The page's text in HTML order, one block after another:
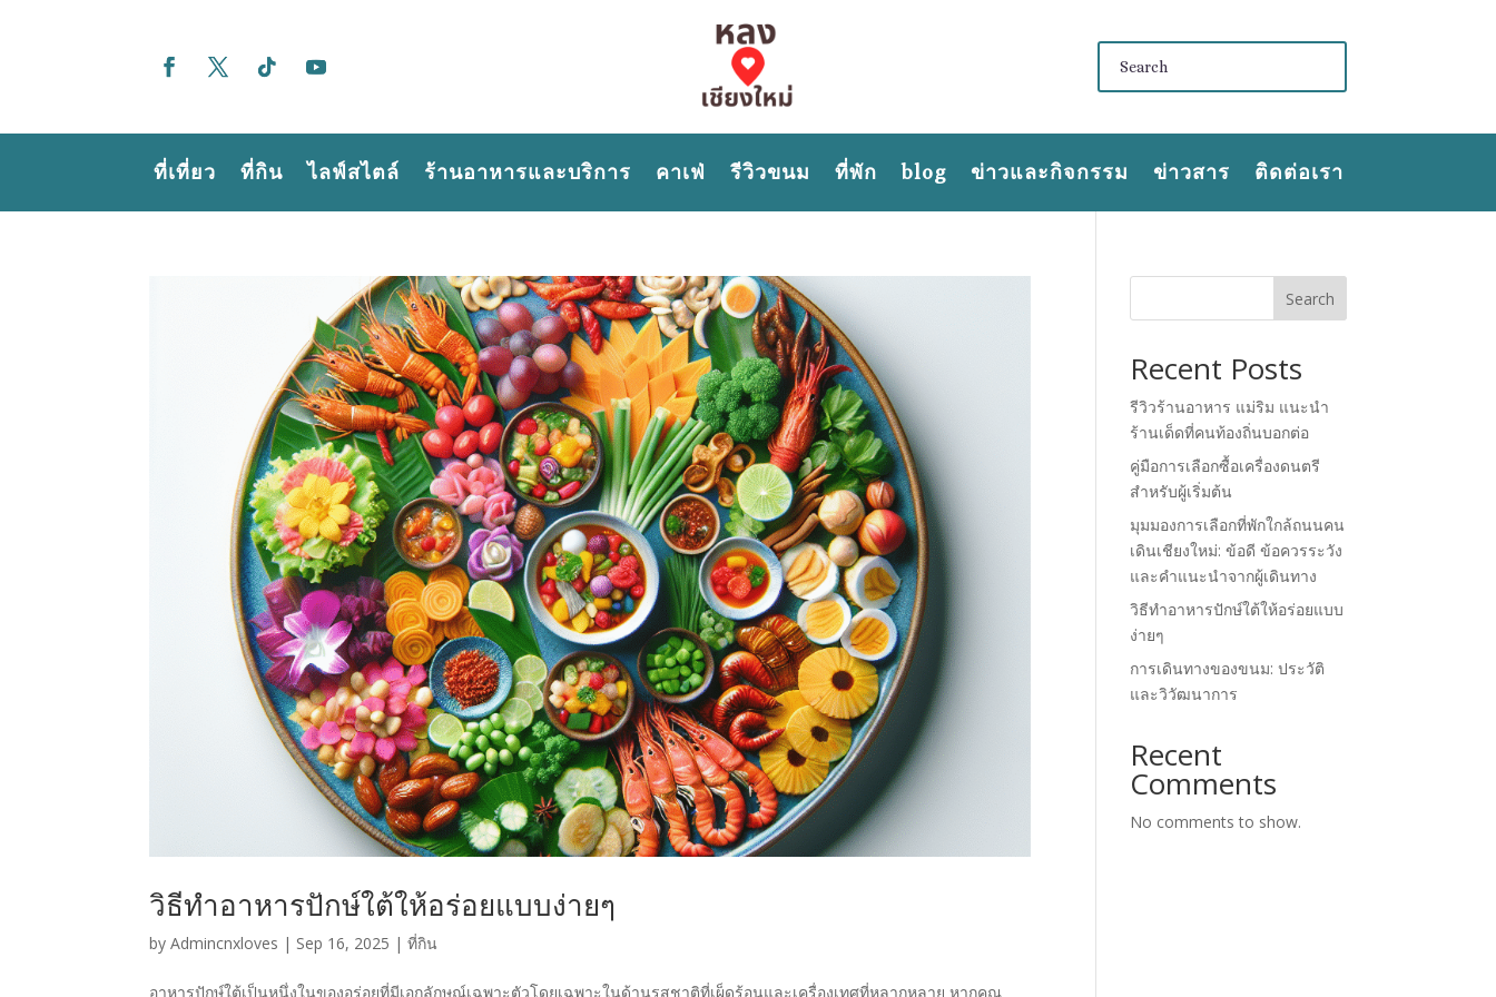
ที่เที่ยว ที่กิน ไลฟ์สไตล์ ร้านอาหารและบริการ คาเฟ่ รีวิวขนม ที่พัก blog ข่าวและกิจกรรม ข่าวสาร ติดต่อเรา
วิธีทำอาหารปักษ์ใต้ให้อร่อยแบบง่ายๆ
byAdmincnxloves | Sep 16, 2025 |ที่กิน
อาหารปักษ์ใต้เป็นหนึ่งในของอร่อยที่มีเอกลักษณ์เฉพาะตัวโดยเฉพาะในด้านรสชาติที่เผ็ดร้อนและเครื่องเทศที่หลากหลาย หากคุณ
Search
Recent Posts
รีวิวร้านอาหาร แม่ริม แนะนำ
ร้านเด็ดที่คนท้องถิ่นบอกต่อ
คู่มือการเลือกซื้อเครื่องดนตรี
สำหรับผู้เริ่มต้น
มุมมองการเลือกที่พักใกล้ถนนคน
เดินเชียงใหม่: ข้อดี ข้อควรระวัง
และคำแนะนำจากผู้เดินทาง
วิธีทำอาหารปักษ์ใต้ให้อร่อยแบบ
ง่ายๆ
การเดินทางของขนม: ประวัติ
และวิวัฒนาการ
Recent
Comments
No comments to show.